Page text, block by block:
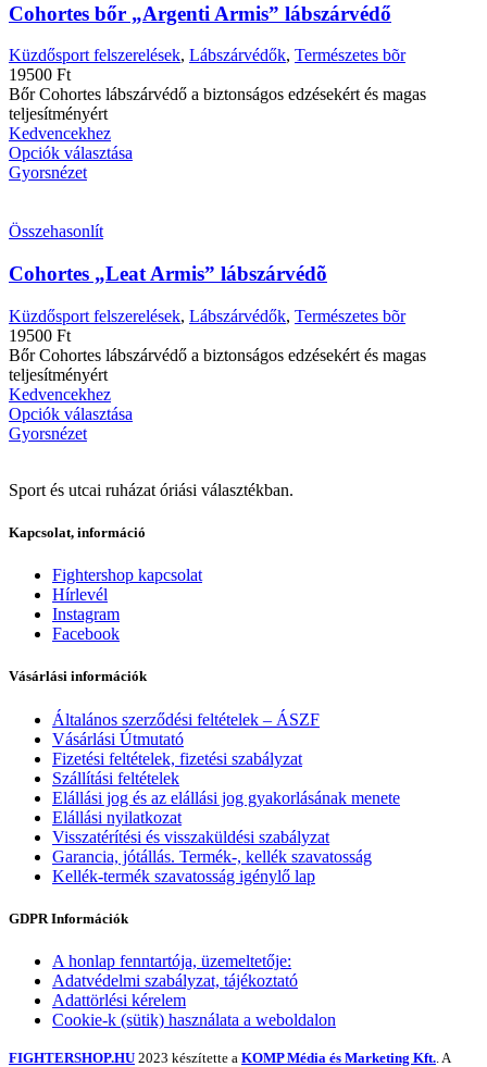
Cohortes bőr „Argenti Armis” lábszárvédő
Küzdősport felszerelések, Lábszárvédők, Természetes bõr
19500 Ft
Bőr Cohortes lábszárvédő a biztonságos edzésekért és magas
teljesítményért
Kedvencekhez
Opciók választása
Gyorsnézet
Összehasonlít
Cohortes „Leat Armis” lábszárvédõ
Küzdősport felszerelések, Lábszárvédők, Természetes bõr
19500 Ft
Bőr Cohortes lábszárvédő a biztonságos edzésekért és magas
teljesítményért
Kedvencekhez
Opciók választása
Gyorsnézet
Sport és utcai ruházat óriási választékban.
Kapcsolat, információ
Fightershop kapcsolat
Hírlevél
Instagram
Facebook
Vásárlási információk
Általános szerződési feltételek – ÁSZF
Vásárlási Útmutató
Fizetési feltételek, fizetési szabályzat
Szállítási feltételek
Elállási jog és az elállási jog gyakorlásának menete
Elállási nyilatkozat
Visszatérítési és visszaküldési szabályzat
Garancia, jótállás. Termék-, kellék szavatosság
Kellék-termék szavatosság igénylő lap
GDPR Információk
A honlap fenntartója, üzemeltetője:
Adatvédelmi szabályzat, tájékoztató
Adattörlési kérelem
Cookie-k (sütik) használata a weboldalon
FIGHTERSHOP.HU 2023 készítette a KOMP Média és Marketing Kft. . A